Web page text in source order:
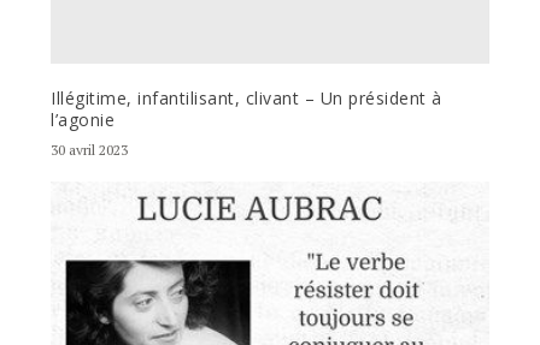
Illégitime, infantilisant, clivant – Un président à
l’agonie
30 avril 2023